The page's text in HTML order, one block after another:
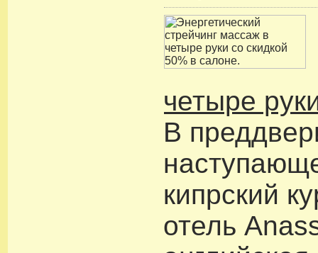
четыре
В
кипрский
отель